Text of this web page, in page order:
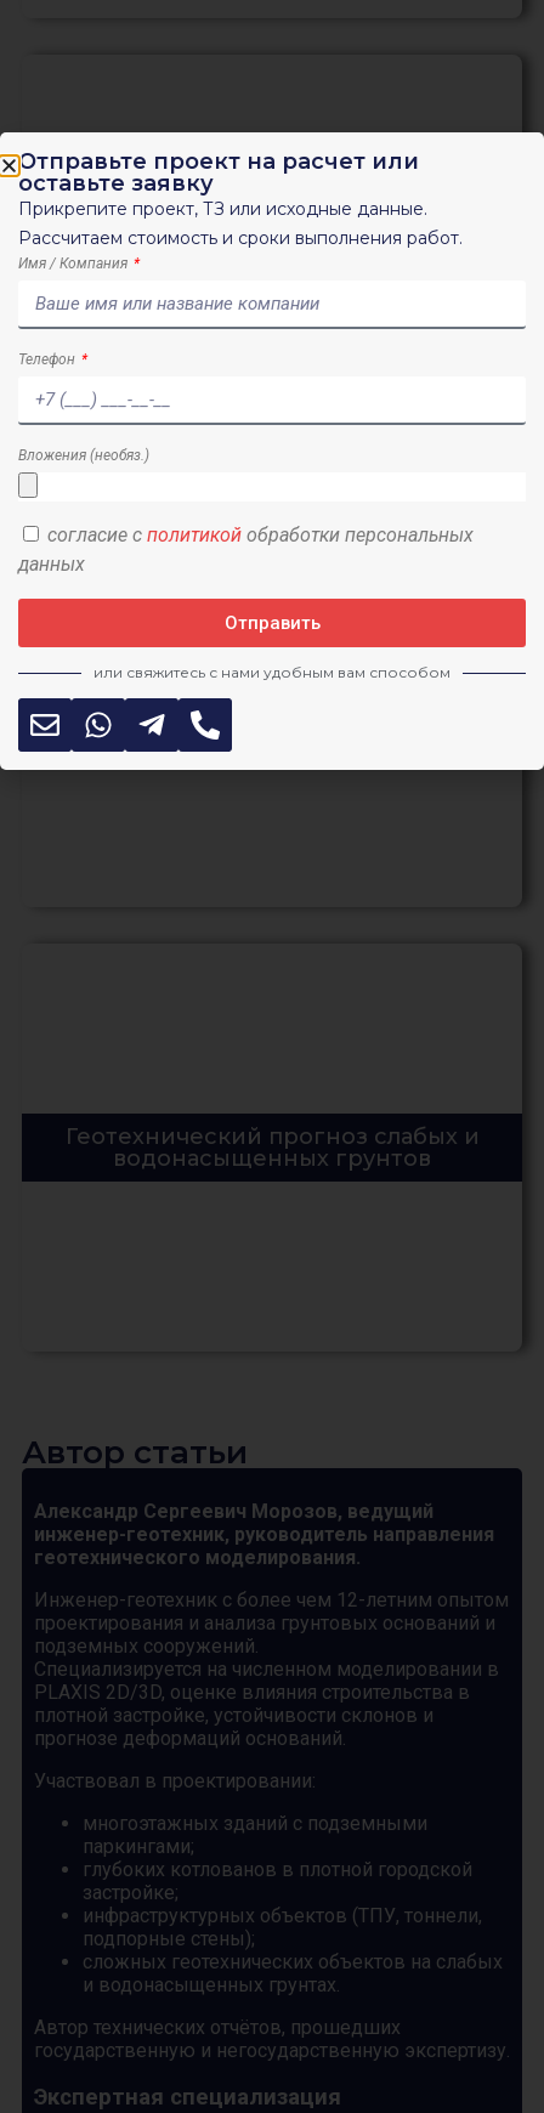
Оценка влияния нового строительства
Геотехнический прогноз с
применением PLAXIS 2D/3D
Геотехнический прогноз слабых и
водонасыщенных грунтов
Автор статьи
Александр Сергеевич Морозов, ведущий
инженер-геотехник, руководитель направления
геотехнического моделирования.
Инженер-геотехник с более чем 12-летним опытом
проектирования и анализа грунтовых оснований и
подземных сооружений.
Специализируется на численном моделировании в
PLAXIS 2D/3D, оценке влияния строительства в
плотной застройке, устойчивости склонов и
прогнозе деформаций оснований.
Участвовал в проектировании:
многоэтажных зданий с подземными
паркингами;
глубоких котлованов в плотной городской
застройке;
инфраструктурных объектов (ТПУ, тоннели,
подпорные стены);
сложных геотехнических объектов на слабых
и водонасыщенных грунтах.
Автор технических отчётов, прошедших
государственную и негосударственную экспертизу.
Экспертная специализация
Отправьте проект на расчет или
оставьте заявку
Прикрепите проект, ТЗ или исходные данные.
Рассчитаем стоимость и сроки выполнения работ.
Имя / Компания
Телефон
Вложения (необяз.)
согласие с политикой обработки персональных
данных
Отправить
или свяжитесь с нами удобным вам способом